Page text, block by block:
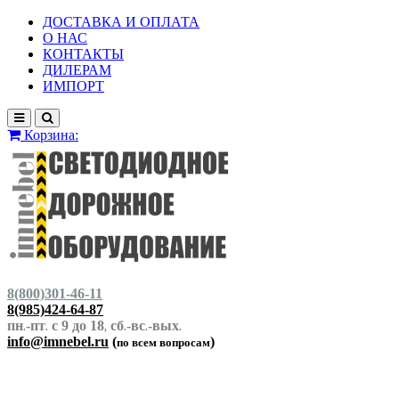
ДОСТАВКА И ОПЛАТА
О НАС
КОНТАКТЫ
ДИЛЕРАМ
ИМПОРТ
Корзина:
8(800)301-46-11
8(985)424-64-87
пн.-пт. с 9 до 18, сб.-вс.-вых.
info@imnebel.ru (по всем вопросам)